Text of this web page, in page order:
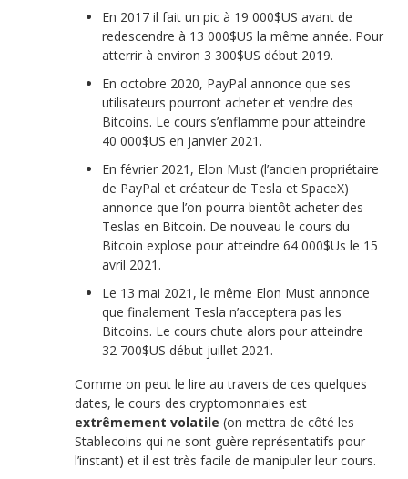
En 2017 il fait un pic à 19 000$US avant de
redescendre à 13 000$US la même année. Pour
atterrir à environ 3 300$US début 2019.
En octobre 2020, PayPal annonce que ses
utilisateurs pourront acheter et vendre des
Bitcoins. Le cours s’enflamme pour atteindre
40 000$US en janvier 2021.
En février 2021, Elon Must (l’ancien propriétaire
de PayPal et créateur de Tesla et SpaceX)
annonce que l’on pourra bientôt acheter des
Teslas en Bitcoin. De nouveau le cours du
Bitcoin explose pour atteindre 64 000$Us le 15
avril 2021.
Le 13 mai 2021, le même Elon Must annonce
que finalement Tesla n’acceptera pas les
Bitcoins. Le cours chute alors pour atteindre
32 700$US début juillet 2021.
Comme on peut le lire au travers de ces quelques
dates, le cours des cryptomonnaies est
extrêmement volatile(on mettra de côté les
Stablecoins qui ne sont guère représentatifs pour
l’instant) et il est très facile de manipuler leur cours.